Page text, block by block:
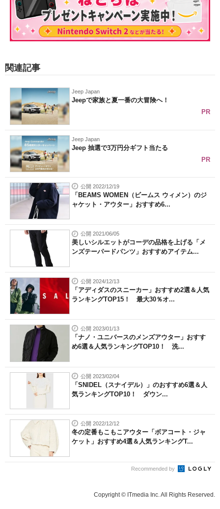
関連記事
Jeep Japan
Jeepで家族と夏一番の大冒険へ！
PR
Jeep Japan
Jeep 抽選で3万円分ギフト当たる
PR
公開 2022/12/19
「BEAMS WOMEN（ビームス ウィメン）のジ
ャケット・アウター」おすすめ6...
公開 2021/06/05
美しいシルエットがコーデの品格を上げる「メ
ンズテーパードパンツ」おすすめアイテム...
公開 2024/12/13
「アディダスのスニーカー」おすすめ2選＆人気
ランキングTOP15！ 最大30％オ...
公開 2023/01/13
「ナノ・ユニバースのメンズアウター」おすす
め6選＆人気ランキングTOP10！ 洗...
公開 2023/02/04
「SNIDEL（スナイデル）」のおすすめ6選＆人
気ランキングTOP10！ ダウン...
公開 2022/12/12
冬の定番もこもこアウター「ボアコート・ジャ
ケット」おすすめ4選＆人気ランキングT...
Recommended by
Copyright © ITmedia Inc. All Rights Reserved.